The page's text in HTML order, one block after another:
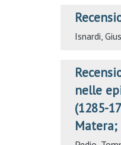
Isnardi,
nelle
(1285-
Matera;